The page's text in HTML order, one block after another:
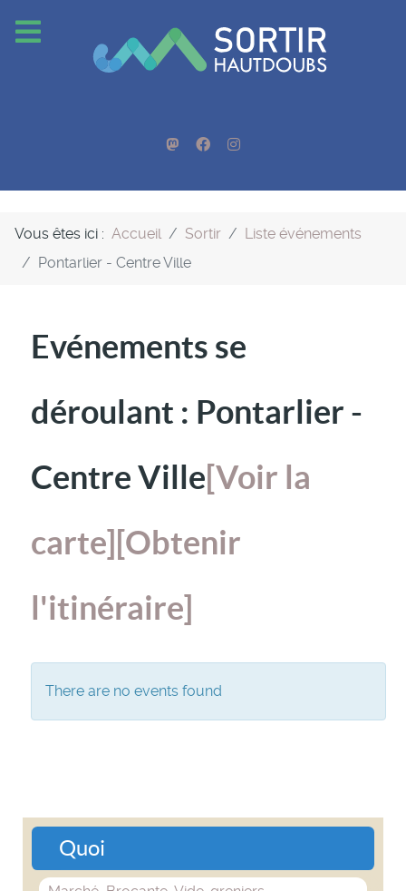
Vous êtes ici : Accueil Sortir
Liste événements
Pontarlier - Centre Ville
Evénements se
déroulant : Pontarlier -
Centre Ville[Voir la
carte] [Obtenir
l'itinéraire]
There are no events found
Quoi